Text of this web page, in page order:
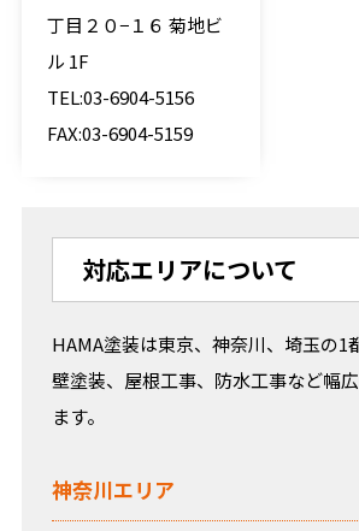
丁目２０−１６ 菊地ビ
ル 1F
TEL:03-6904-5156
FAX:03-6904-5159
対応エリアについて
HAMA塗装は東京、神奈川、埼玉の1
壁塗装、屋根工事、防水工事など幅
ます。
神奈川エリア